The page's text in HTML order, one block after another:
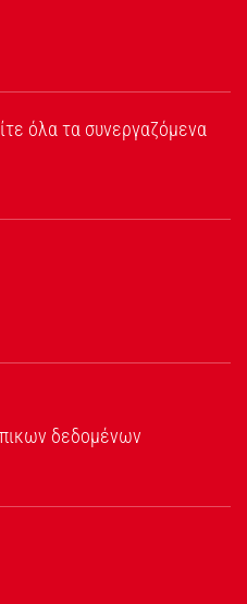
όλα τα συνεργαζόμενα
δεδομένων